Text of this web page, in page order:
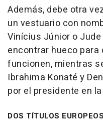
Además, debe otra
un vestuario con
Vinícius Júnior o
encontrar hueco
funcionen, mientras
Ibrahima Konaté y
por el presidente en
DOS TÍTULOS